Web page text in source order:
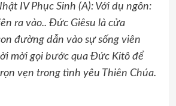
IV Phục Sinh (A): Với dụ ngôn:
ra vào.. Đức Giêsu là cửa
đường dẫn vào sự sống viên
mời gọi bước qua Đức Kitô để
vẹn trong tình yêu Thiên Chúa.